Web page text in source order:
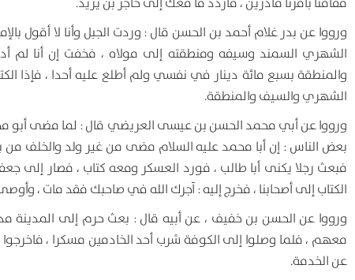
ورووا عن بدر غلام أحمد بن الحسن قال : وردت الجبل وأنا لا أقول
الشهري السمند وسيفه ومنطقته إلى مولاه ، فخفت إن أنا لم
والمنطقة بسبع مائة دينار في نفسي ولم أطلع عليه أحدا ، فإذا
الشهري والسيف والمنطقة.
ورووا عن أبي محمد الحسن بن عيسى العريضي قال : لما مضى أبو
بعض الناس : إن أبا محمد عليه السلام مضى من غير ولد والخلف
فبعث رجلا يكنى أبا طالب ، فورد العسكر ومعه كتاب ، فصار إلى
الكتاب إلى أصحابنا ، فخرج إليه : آجرك الله في صاحبك فقد مات ،
ورووا عن الحسن بن خفيف ، عن أبيه قال : بعث حرم إلى المدينة
معهم ، فلما وصلوا إلى الكوفة شرب أحد الخادمين مسكرا ،
عن الخدمة.